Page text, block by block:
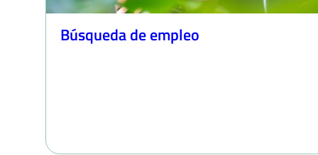
Búsqueda de empleo